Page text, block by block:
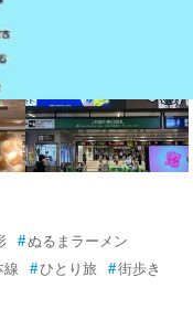
#ぬるまラーメン
線 #ひとり旅 #街歩き